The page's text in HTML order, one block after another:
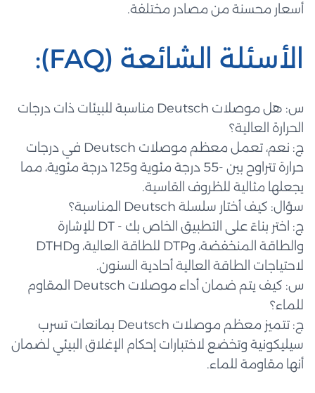
أسعار محسنة من مصادر مختلفة.
الأسئلة الشائعة (FAQ):
س: هل موصلات Deutsch مناسبة للبيئات ذات درجات
الحرارة العالية؟
ج: نعم، تعمل معظم موصلات Deutsch في درجات
حرارة تتراوح بين -55 درجة مئوية و125 درجة مئوية، مما
يجعلها مثالية للظروف القاسية.
سؤال: كيف أختار سلسلة Deutsch المناسبة؟
ج: اختر بناءً على التطبيق الخاص بك - DT للإشارة
والطاقة المنخفضة، وDTP للطاقة العالية، وDTHD
لاحتياجات الطاقة العالية أحادية السنون.
س: كيف يتم ضمان أداء موصلات Deutsch المقاوم
للماء؟
ج: تتميز معظم موصلات Deutsch بمانعات تسرب
سيليكونية وتخضع لاختبارات إحكام الإغلاق البيئي لضمان
أنها مقاومة للماء.